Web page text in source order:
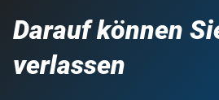
Darauf können
verlassen